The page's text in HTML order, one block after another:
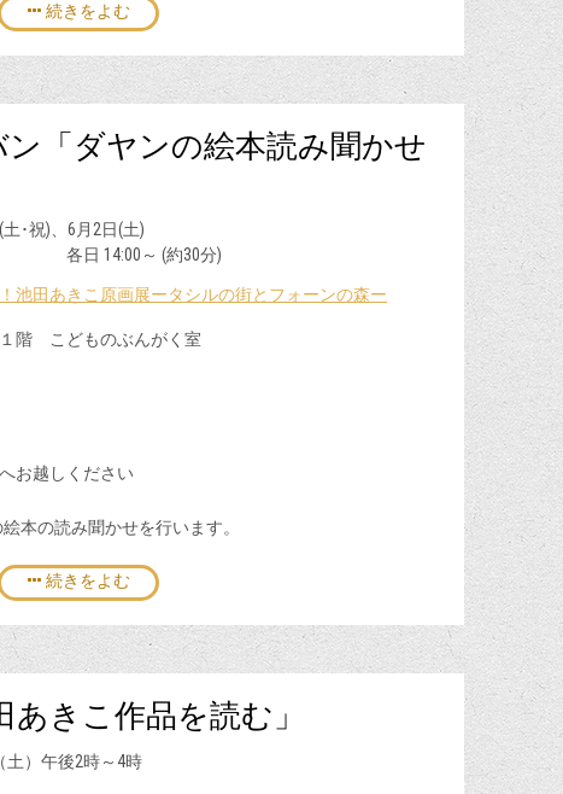
続きをよむ
「ダヤンの絵本読み聞かせ
5月5日(土･祝)、6月2日(土)
～ (約30分)
池田あきこ原画展ータシルの街とフォーンの森ー
階 こどものぶんがく室
お越しください
本の読み聞かせを行います。
続きをよむ
きこ作品を読む」
土）午後2時～4時